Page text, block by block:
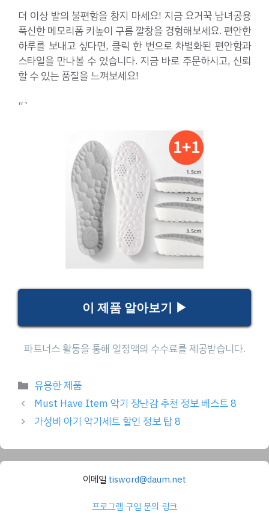
더 이상 발의 불편함을 참지 마세요! 지금 요거꾹 남녀공용
푹신한 메모리폼 키높이 구름 깔창을 경험해보세요. 편안한
하루를 보내고 싶다면, 클릭 한 번으로 차별화된 편안함과
스타일을 만나볼 수 있습니다. 지금 바로 주문하시고, 신뢰
할 수 있는 품질을 느껴보세요!
“`
이 제품 알아보기 ▶
Categories
유용한 제품
Must Have Item 악기 장난감 추천 정보 베스트 8
가성비 아기 악기세트 할인 정보 탑 8
이메일 tisword@daum.net
프로그램 구입 문의 링크